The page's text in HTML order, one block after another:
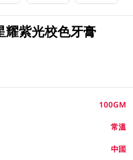
耀紫光校色牙膏
100GM
常溫
中國